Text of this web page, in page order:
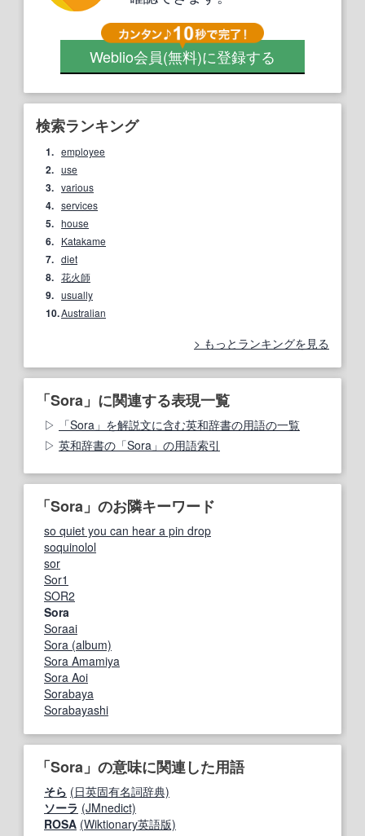
Weblio会員(無料)に登録する
検索ランキング
1. employee
2. use
3. various
4. services
5. house
6. Katakame
7. diet
8. 花火師
9. usually
10.Australian
もっとランキングを見る
「Sora」に関連する表現一覧
「Sora」を解説文に含む英和辞書の用語の一覧
英和辞書の「Sora」の用語索引
「Sora」のお隣キーワード
so quiet you can hear a pin drop
soquinolol
sor
Sor1
SOR2
Sora
Soraai
Sora (album)
Sora Amamiya
Sora Aoi
Sorabaya
Sorabayashi
「Sora」の意味に関連した用語
そら (日英固有名詞辞典)
ソーラ (JMnedict)
ROSA (Wiktionary英語版)